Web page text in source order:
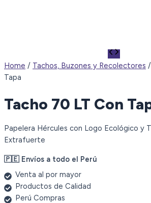
Home / Tachos, Buzones y Recolectores
Tapa
Tacho 70 LT Con
Papelera Hércules con Logo Ecológico y
Extrafuerte
🇵🇪 Envíos a todo el Perú
Venta al por mayor
Productos de Calidad
Perú Compras